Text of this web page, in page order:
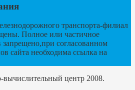
транспорта-филиал
Полное или частичное
согласованном
сайта необходима ссылка на
центр 2008.